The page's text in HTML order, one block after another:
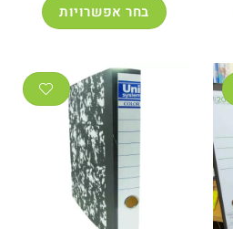
בחר אפשרויות
יש
מספר
סוגים.
ניתן
לבחור
את
האפשרויות
בעמוד
המוצר